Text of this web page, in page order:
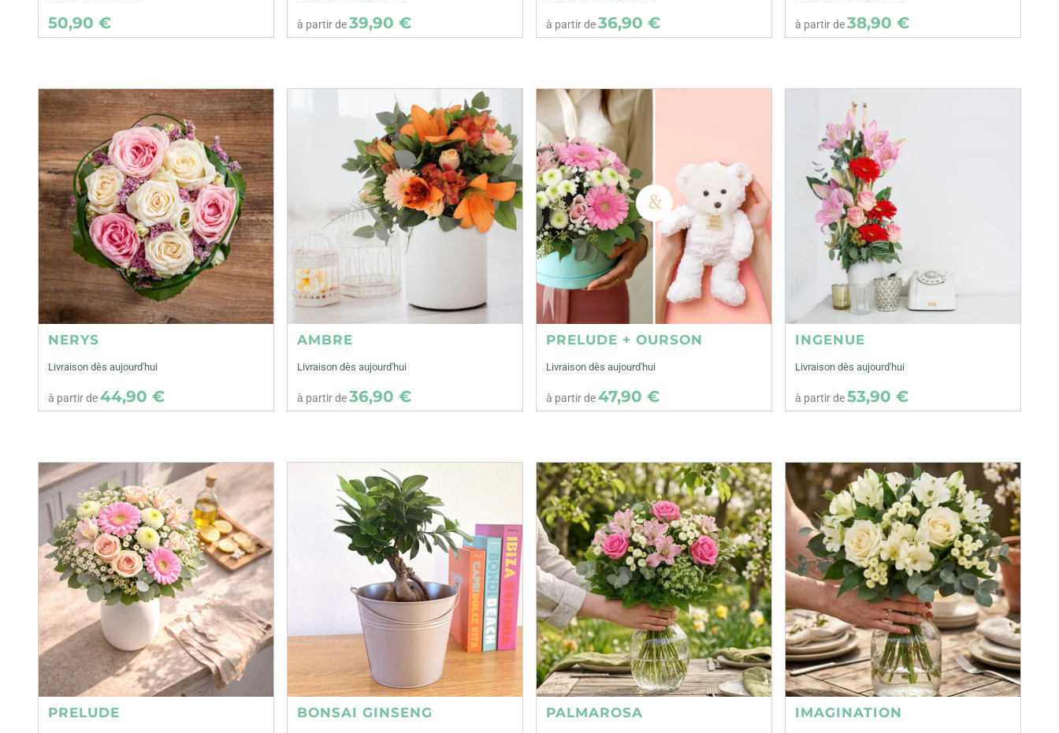
50,90 € à partir de39,90 € à partir de36,90 € à partir de38,90 €
NERYS
Livraison dès aujourd'hui
à partir de44,90 €
AMBRE
Livraison dès aujourd'hui
à partir de36,90 €
PRELUDE + OURSON
Livraison dès aujourd'hui
à partir de47,90 €
INGENUE
Livraison dès aujourd'hui
à partir de53,90 €
PRELUDE BONSAI GINSENG PALMAROSA IMAGINATION